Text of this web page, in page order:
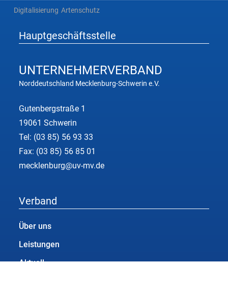
Digitalisierung Artenschutz
Hauptgeschäftsstelle
UNTERNEHMERVERBAND
Norddeutschland Mecklenburg-Schwerin e.V.
Gutenbergstraße 1
19061 Schwerin
Tel: (03 85) 56 93 33
Fax: (03 85) 56 85 01
mecklenburg@uv-mv.de
Verband
Über uns
Leistungen
Aktuell